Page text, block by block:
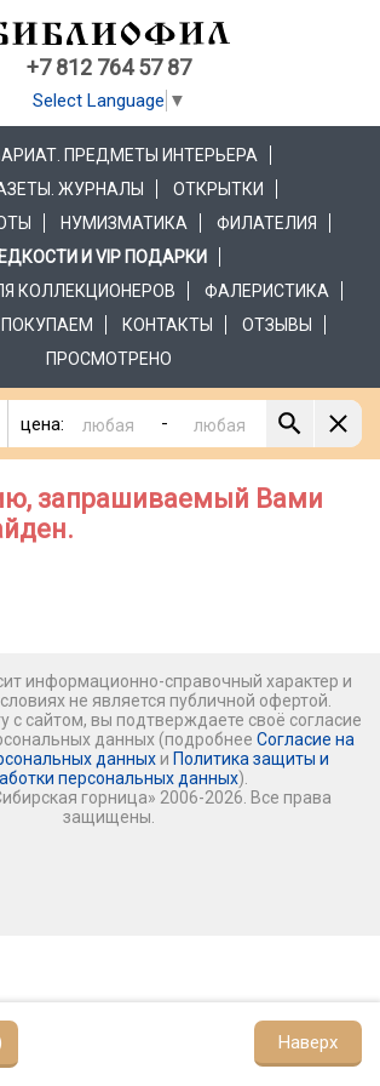
+7 812 764 57 87
Select Language ▼
ПРЕДМЕТЫ ИНТЕРЬЕРА
ЖУРНАЛЫ
ОТКРЫТКИ
НУМИЗМАТИКА
ФИЛАТЕЛИЯ
И VIP ПОДАРКИ
КОЛЛЕКЦИОНЕРОВ
ФАЛЕРИСТИКА
КОНТАКТЫ
ОТЗЫВЫ
ПРОСМОТРЕНО
цена: -
Наверх
запрашиваемый Вами
информационно-справочный характер и
не является публичной офертой.
с сайтом, вы подтверждаете своё согласие
данных (подробнее Согласие на
данных и Политика защиты и
персональных данных).
горница» 2006-2026. Все права
защищены.